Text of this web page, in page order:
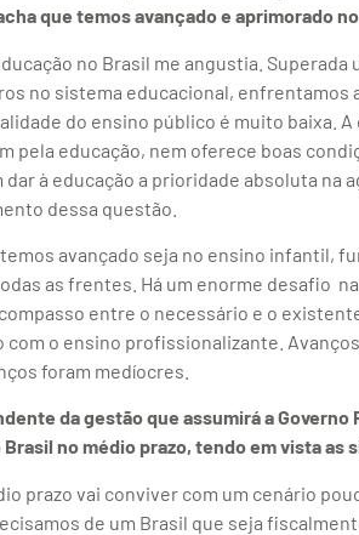
que temos avançado e aprimorado
no Brasil me angustia. Superada
no sistema educacional, enfrentamos
do ensino público é muito baixa.
pela educação, nem oferece boas
à educação a prioridade absoluta na
dessa questão.
avançado seja no ensino infantil,
as frentes. Há um enorme desafio
entre o necessário e o
com o ensino profissionalizante.
foram medíocres.
da gestão que assumirá a Governo
no médio prazo, tendo em vista as
prazo vai conviver com um cenário
de um Brasil que seja